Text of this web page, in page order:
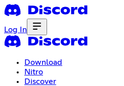
Log In
Download
Nitro
Discover